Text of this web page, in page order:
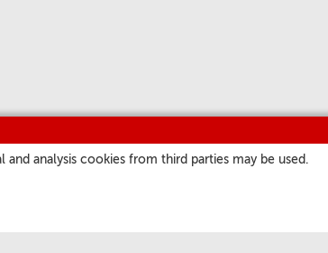
analysis cookies from third parties may be used.